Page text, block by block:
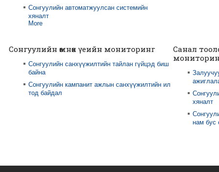
Сонгуулийн автоматжуулсан системийн
хяналт
More
Сонгуулийн өмнөх үеийн мониторинг
Сонгуулийн санхүүжилтийн тайлан гүйцэд биш
байна
Сонгуулийн кампанит ажлын санхүүжилтийн ил
тод байдал
Санал
хяналт
нам бус